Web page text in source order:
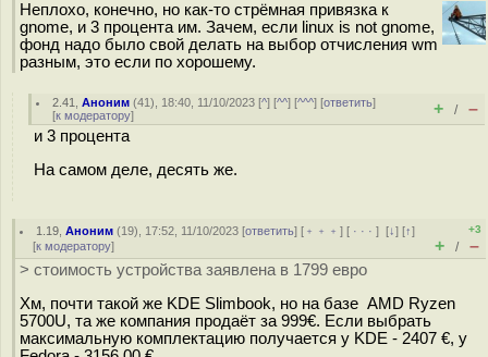
Неплохо, конечно, но как-то стрёмная привязка к
gnome, и 3 процента им. Зачем, если linux is not gnome,
фонд надо было свой делать на выбор отчисления wm
разным, это если по хорошему.
2.41 ,Аноним (41), 18:40, 11/10/2023 [^] [^^] [^^^] [ответить]
[к модератору] + / –
и 3 процента
На самом деле, десять же.
1.19 ,Аноним (19), 17:52, 11/10/2023 [ответить] [ ﹢﹢﹢] [ · · ·][↓] [↑]
[к модератору]
+3
+ / –
> стоимость устройства заявлена в 1799 евро
Хм, почти такой же KDE Slimbook, но на базе AMD Ryzen
5700U, та же компания продаёт за 999€. Если выбрать
максимальную комплектацию получается у KDE - 2407 €, у